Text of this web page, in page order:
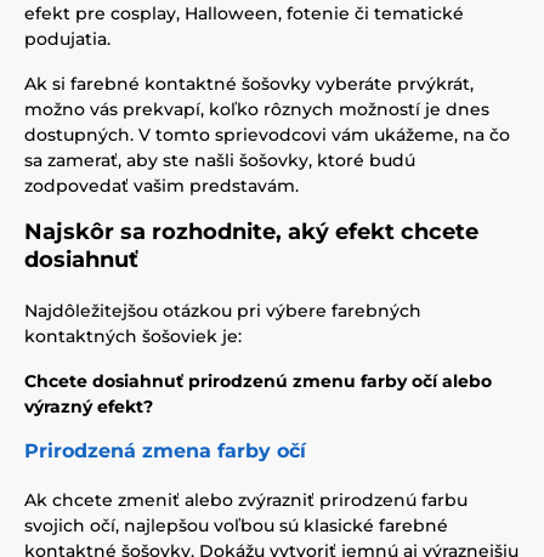
efekt pre cosplay, Halloween, fotenie či tematické
podujatia.
Ak si farebné kontaktné šošovky vyberáte prvýkrát,
možno vás prekvapí, koľko rôznych možností je dnes
dostupných. V tomto sprievodcovi vám ukážeme, na čo
sa zamerať, aby ste našli šošovky, ktoré budú
zodpovedať vašim predstavám.
Najskôr sa rozhodnite, aký efekt chcete
dosiahnuť
Najdôležitejšou otázkou pri výbere farebných
kontaktných šošoviek je:
Chcete dosiahnuť prirodzenú zmenu farby očí alebo
výrazný efekt?
Prirodzená zmena farby očí
Ak chcete zmeniť alebo zvýrazniť prirodzenú farbu
svojich očí, najlepšou voľbou sú klasické farebné
kontaktné šošovky. Dokážu vytvoriť jemnú aj výraznejšiu